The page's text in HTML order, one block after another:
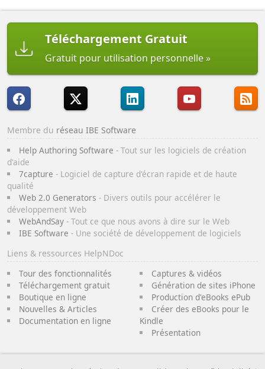
Téléchargement Gratuit
Gratuit pour utilisation personnelle
Membre du réseau IBE Software
Help Authoring Software - Tout sur les logiciels de création
d'aide
7capture - Logiciel de capture d'écran rapide et de haute
qualité
Web 2.0 Generators - Divers outils pour accélérer le
développement Web
WebAndSay- Tout ce que nous avons à dire sur le Web
IBE Software - Une société de développement de logiciels
Liens & ressources HelpNDoc
Tour des fonctionnalités
Téléchargement gratuit
Boutique en ligne
Nouvelles & Articles
Documentation en ligne
Captures & vidéos
Génération de sites iPhone
Production d'eBooks ePub
Créer des eBooks pour le
Kindle
Présentation